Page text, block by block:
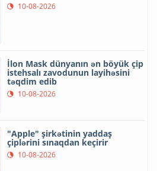
10-08-2026
İlon Mask dünyanın ən böyük çip
istehsalı zavodunun layihəsini
təqdim edib
10-08-2026
"Apple" şirkətinin yaddaş
çiplərini sınaqdan keçirir
10-08-2026